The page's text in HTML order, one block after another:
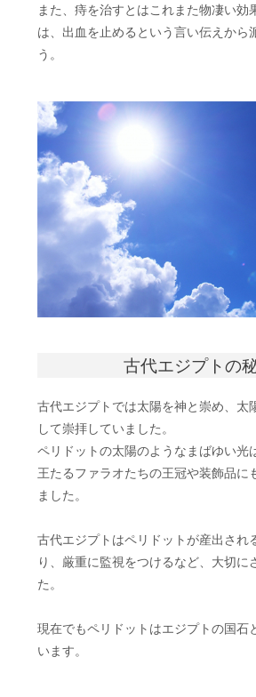
また、痔を治すとはこれまた物凄い効
は、出血を止めるという言い伝えから
う。
古代エジプトの
古代エジプトでは太陽を神と崇め、太
して崇拝していました。
ペリドットの太陽のようなまばゆい光
王たるファラオたちの王冠や装飾品に
ました。
古代エジプトはペリドットが産出され
り、厳重に監視をつけるなど、大切に
た。
現在でもペリドットはエジプトの国石
います。